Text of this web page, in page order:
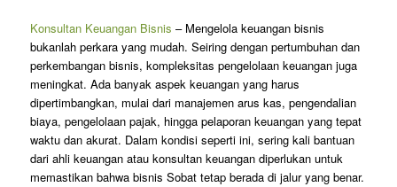
Konsultan Keuangan Bisnis – Mengelola keuangan bisnis
bukanlah perkara yang mudah. Seiring dengan pertumbuhan dan
perkembangan bisnis, kompleksitas pengelolaan keuangan juga
meningkat. Ada banyak aspek keuangan yang harus
dipertimbangkan, mulai dari manajemen arus kas, pengendalian
biaya, pengelolaan pajak, hingga pelaporan keuangan yang tepat
waktu dan akurat. Dalam kondisi seperti ini, sering kali bantuan
dari ahli keuangan atau konsultan keuangan diperlukan untuk
memastikan bahwa bisnis Sobat tetap berada di jalur yang benar.